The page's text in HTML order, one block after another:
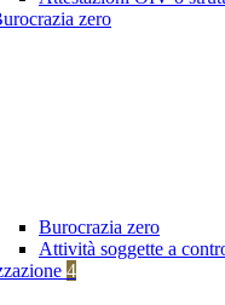
zero
Burocrazia zero
Attività soggette a
4